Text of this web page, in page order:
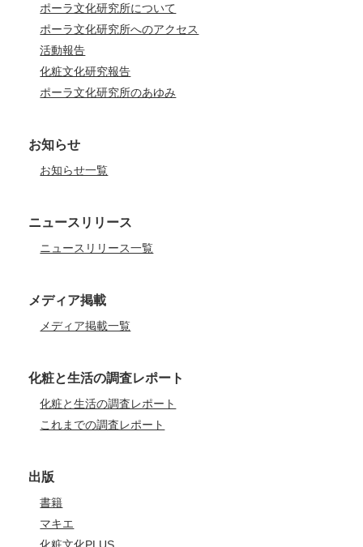
ポーラ文化研究所について
ポーラ文化研究所へのアクセス
活動報告
化粧文化研究報告
ポーラ文化研究所のあゆみ
お知らせ
お知らせ一覧
ニュースリリース
ニュースリリース一覧
メディア掲載
メディア掲載一覧
化粧と生活の調査レポート
化粧と生活の調査レポート
これまでの調査レポート
出版
書籍
マキエ
化粧文化PLUS